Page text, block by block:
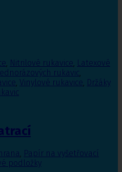
, Nitrilové rukavice, Latexové
rukavic,
, Vinylové rukavice, Držáky
, Papír na vyšetřovací
podložky